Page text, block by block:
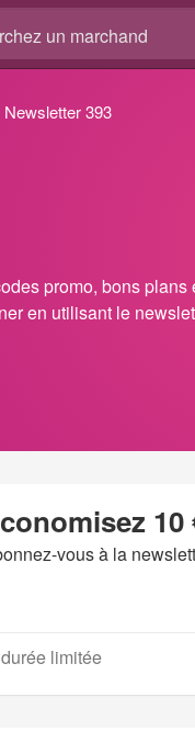
Newsletter 393
promo, bons plans
en utilisant le
10
vous à la
limitée